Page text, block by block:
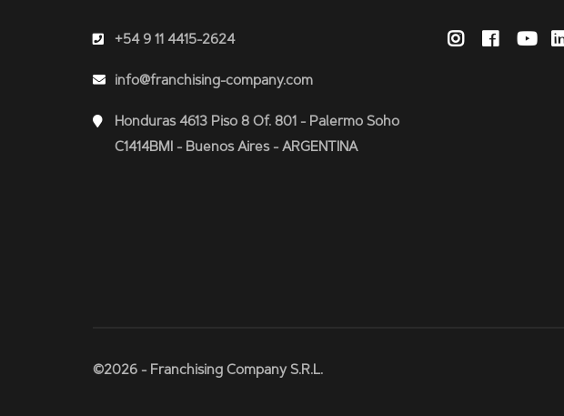
+54 9 11 4415-2624
info@franchising-company.com
Honduras 4613 Piso 8 Of. 801 - Palermo Soho
C1414BMI - Buenos Aires - ARGENTINA
©2026 - Franchising Company S.R.L.